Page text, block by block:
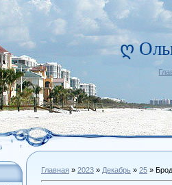
ღ
Главная » 2023 » Декабрь » 25 »